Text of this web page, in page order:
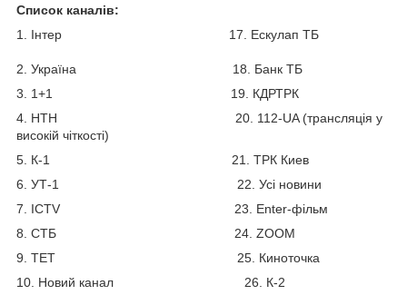
Список каналів:
1. Інтер 17. Ескулап ТБ
2. Україна 18. Банк ТБ
3. 1+1 19. КДРТРК
4. НТН 20. 112-UA (трансляція у
високій чіткості)
5. К-1 21. ТРК Киев
6. УТ-1 22. Усі новини
7. ICTV 23. Enter-фільм
8. СТБ 24. ZOOM
9. ТЕТ 25. Киноточка
10. Новий канал 26. К-2